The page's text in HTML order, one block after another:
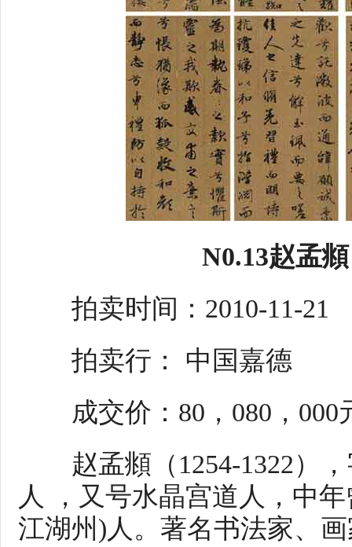
N0.13赵孟
拍卖时间：2010-11-21
拍卖行： 中国嘉德
成交价：80，080，000
赵孟頫（1254-1322），
人 ，又号水晶宫道人，中
江湖州)人。著名书法家、